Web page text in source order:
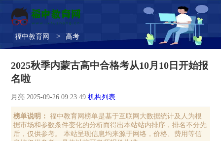
福中教育网 > 高考
2025秋季内蒙古高中合格考从10月10日开始报
名啦
月亮 2025-09-26 09:23:49机构列表
榜单说明：
福中教育网榜单是基于互联网大数据统计及人为根
据市场和参数条件变化的分析而得出本站站内排序，排名不分先
后，仅供参考。 本站呈现信息均来源于网络，价格、费用等信